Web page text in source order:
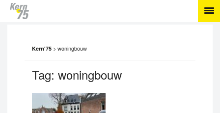
Kern'75 > woningbouw
Tag: woningbouw